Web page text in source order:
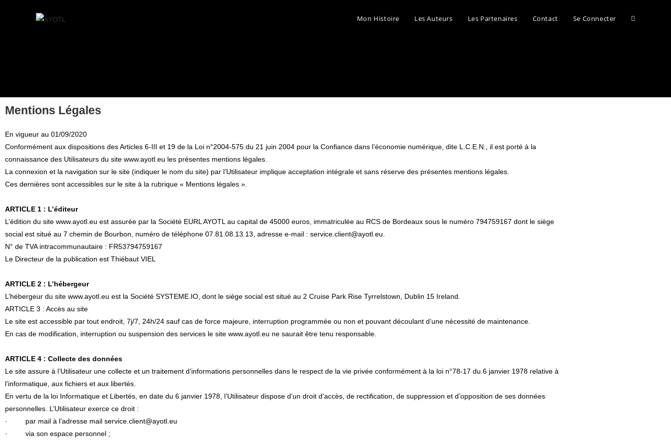
Mon Histoire Les Auteurs Les Partenaires Contact Se Connecter
Mentions Légales
En vigueur au 01/09/2020
Conformément aux dispositions des Articles 6-III et 19 de la Loi n°2004-575 du 21 juin 2004 pour la Confiance dans l’économie numérique, dite L.C.E.N., il est porté à la
connaissance des Utilisateurs du site www.ayotl.eu les présentes mentions légales.
La connexion et la navigation sur le site (indiquer le nom du site) par l’Utilisateur implique acceptation intégrale et sans réserve des présentes mentions légales.
Ces dernières sont accessibles sur le site à la rubrique « Mentions légales ».
ARTICLE 1 : L’éditeur
L’édition du site www.ayotl.eu est assurée par la Société EURL AYOTL au capital de 45000 euros, immatriculée au RCS de Bordeaux sous le numéro 794759167 dont le siège
social est situé au 7 chemin de Bourbon, numéro de téléphone 07.81.08.13.13, adresse e-mail : service.client@ayotl.eu.
N° de TVA intracommunautaire : FR53794759167
Le Directeur de la publication est Thiébaut VIEL
ARTICLE 2 : L’hébergeur
L’hébergeur du site www.ayotl.eu est la Société SYSTEME.IO, dont le siège social est situé au 2 Cruise Park Rise Tyrrelstown, Dublin 15 Ireland.
ARTICLE 3 : Accès au site
Le site est accessible par tout endroit, 7j/7, 24h/24 sauf cas de force majeure, interruption programmée ou non et pouvant découlant d’une nécessité de maintenance.
En cas de modification, interruption ou suspension des services le site www.ayotl.eu ne saurait être tenu responsable.
ARTICLE 4 : Collecte des données
Le site assure à l’Utilisateur une collecte et un traitement d’informations personnelles dans le respect de la vie privée conformément à la loi n°78-17 du 6 janvier 1978 relative à
l’informatique, aux fichiers et aux libertés.
En vertu de la loi Informatique et Libertés, en date du 6 janvier 1978, l’Utilisateur dispose d’un droit d’accès, de rectification, de suppression et d’opposition de ses données
personnelles. L’Utilisateur exerce ce droit :
· par mail à l’adresse mail service.client@ayotl.eu
· via son espace personnel ;